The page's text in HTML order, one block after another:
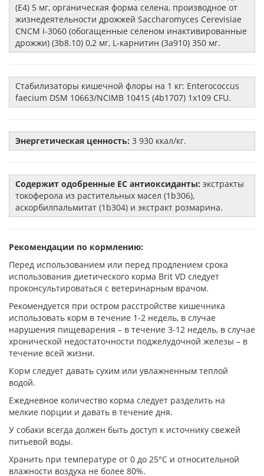
(E4) 5 мг, органическая форма селена, производное от
жизнедеятельности дрожжей Saccharomyces Cerevisiae
CNCM I-3060 (обогащенные селеном инактивированные
дрожжи) (3b8.10) 0,2 мг, L-карнитин (3a910) 350 мг.
Стабилизаторы кишечной флоры на 1 кг: Enterococcus
faecium DSM 10663/NCIMB 10415 (4b1707) 1x109 CFU.
Энергетическая ценность: 3 930 ккал/кг.
Содержит одобренные ЕС антиоксиданты: экстракты
токоферола из растительных масел (1b306),
аскорбилпальмитат (1b304) и экстракт розмарина.
Рекомендации по кормлению:
Перед использованием или перед продлением срока
использования диетического корма Brit VD следует
проконсультироваться с ветеринарным врачом.
Рекомендуется при остром расстройстве кишечника
использовать корм в течение 1-2 недель, в случае
нарушения пищеварения – в течение 3-12 недель, в случае
хронической недостаточности поджелудочной железы – в
течение всей жизни.
Корм следует давать сухим или увлажненным теплой
водой.
Ежедневное количество корма следует разделить на
мелкие порции и давать в течение дня.
У собаки всегда должен быть доступ к источнику свежей
питьевой воды.
Хранить при температуре от 0 до 25°С и относительной
влажности воздуха не более 80%.